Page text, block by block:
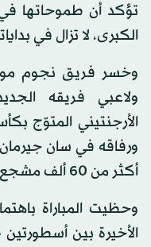
تؤكد أن طموحاتها
الكبرى، لا تزال في
وخسر فريق نجوم
ولاعبي فريقه
الأرجنتيني المتوّج
أكثر من 60 ألف مشجع.
وحظيت المباراة